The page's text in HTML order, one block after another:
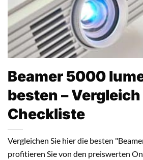
Beamer 5000
besten – Vergleich
Checkliste
Vergleichen Sie hier die besten
profitieren Sie von den preiswerten